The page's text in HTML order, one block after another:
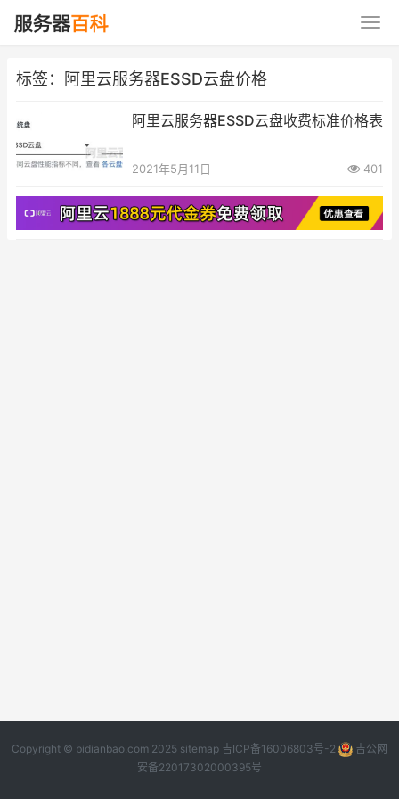
标签：阿里云服务器ESSD云盘价格
阿里云服务器ESSD云盘收费标准价格表
2021年5月11日 401
Copyright © bidianbao.com 2025 sitemap 吉ICP备16006803号-2
吉公网
安备22017302000395号